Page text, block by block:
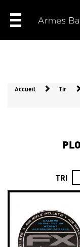
Accueil Tir
TRI